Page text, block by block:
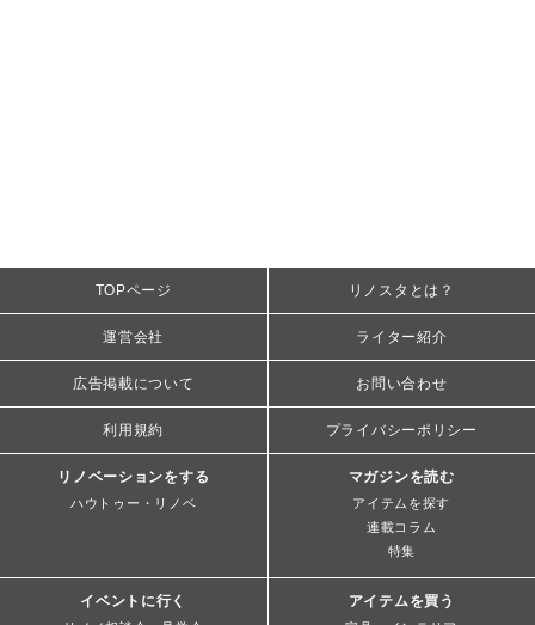
TOPページ リノスタとは？
運営会社 ライター紹介
広告掲載について お問い合わせ
利用規約 プライバシーポリシー
リノベーションをする
ハウトゥー・リノベ
マガジンを読む
アイテムを探す
連載コラム
特集
イベントに行く アイテムを買う